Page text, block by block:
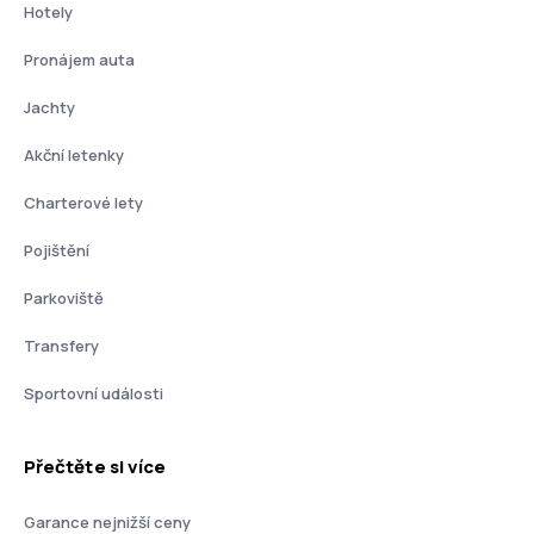
Hotely
Pronájem auta
Jachty
Akční letenky
Charterové lety
Pojištění
Parkoviště
Transfery
Sportovní události
Přečtěte si více
Garance nejnižší ceny